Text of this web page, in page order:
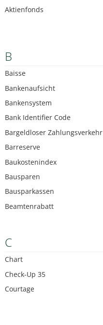
Aktienfonds
B
Baisse
Bankenaufsicht
Bankensystem
Bank Identifier Code
Bargeldloser Zahlungsverkehr
Barreserve
Baukostenindex
Bausparen
Bausparkassen
Beamtenrabatt
C
Chart
Check-Up 35
Courtage